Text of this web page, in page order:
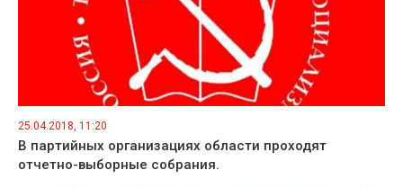
25.04.2018, 11:20
В партийных организациях области проходят
отчетно-выборные собрания.